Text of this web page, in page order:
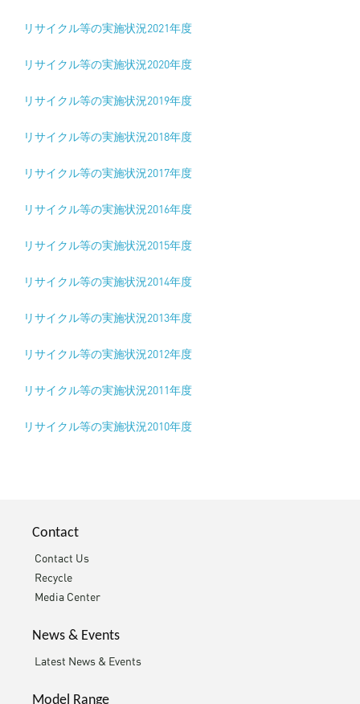
リサイクル等の実施状況2021年度
リサイクル等の実施状況2020年度
リサイクル等の実施状況2019年度
リサイクル等の実施状況2018年度
リサイクル等の実施状況2017年度
リサイクル等の実施状況2016年度
リサイクル等の実施状況2015年度
リサイクル等の実施状況2014年度
リサイクル等の実施状況2013年度
リサイクル等の実施状況2012年度
リサイクル等の実施状況2011年度
リサイクル等の実施状況2010年度
Contact
Contact Us
Recycle
Media Center
News & Events
Latest News & Events
Model Range